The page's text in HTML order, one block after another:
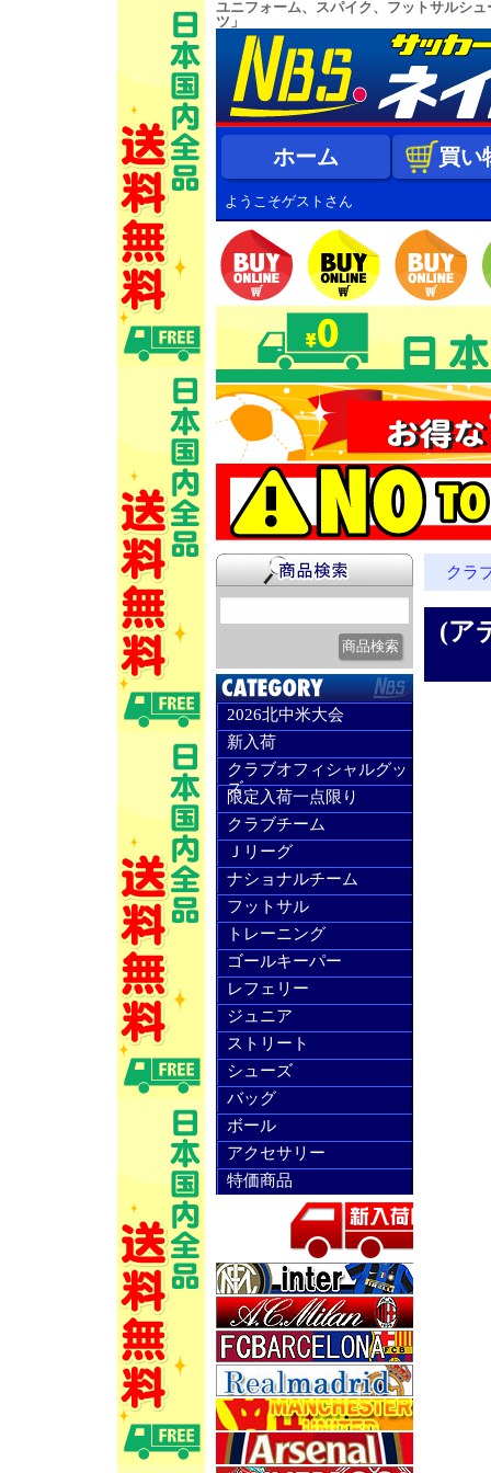
ユニフォーム、スパイク、フットサルシ
ツ」
ホーム 買い
ようこそゲストさん
2026北中米大会
新入荷
クラブオフィシャルグッ
ズ
限定入荷一点限り
クラブチーム
Ｊリーグ
ナショナルチーム
フットサル
トレーニング
ゴールキーパー
レフェリー
ジュニア
ストリート
シューズ
バッグ
ボール
アクセサリー
特価商品
クラ
(ア